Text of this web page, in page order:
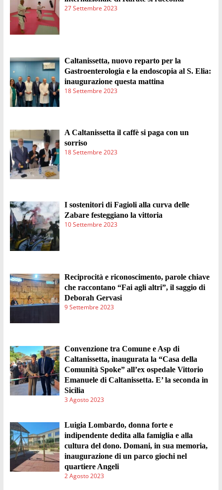
27 Settembre 2023
Caltanissetta, nuovo reparto per la
Gastroenterologia e la endoscopia al S. Elia:
inaugurazione questa mattina
18 Settembre 2023
A Caltanissetta il caffè si paga con un
sorriso
18 Settembre 2023
I sostenitori di Fagioli alla curva delle
Zabare festeggiano la vittoria
10 Settembre 2023
Reciprocità e riconoscimento, parole chiave
che raccontano “Fai agli altri”, il saggio di
Deborah Gervasi
9 Settembre 2023
Convenzione tra Comune e Asp di
Caltanissetta, inaugurata la “Casa della
Comunità Spoke” all’ex ospedale Vittorio
Emanuele di Caltanissetta. E’ la seconda in
Sicilia
3 Agosto 2023
Luigia Lombardo, donna forte e
indipendente dedita alla famiglia e alla
cultura del dono. Domani, in sua memoria,
inaugurazione di un parco giochi nel
quartiere Angeli
2 Agosto 2023